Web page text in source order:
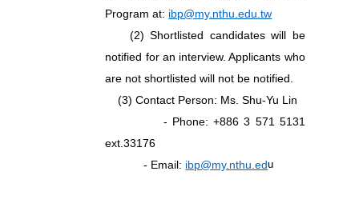
Program at: ibp@my.nthu.edu.tw
(2) Shortlisted candidates will be
notified for an interview. Applicants who
are not shortlisted will not be notified.
(3) Contact Person: Ms. Shu-Yu Lin
- Phone: +886 3 571 5131
ext.33176
- Email: ibp@my.nthu.edu